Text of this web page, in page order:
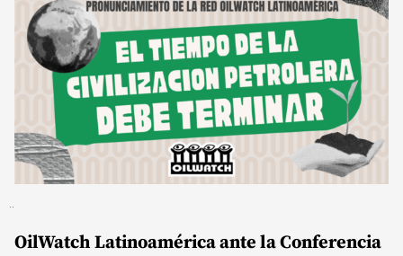
OilWatch Latinoamérica ante la Conferencia